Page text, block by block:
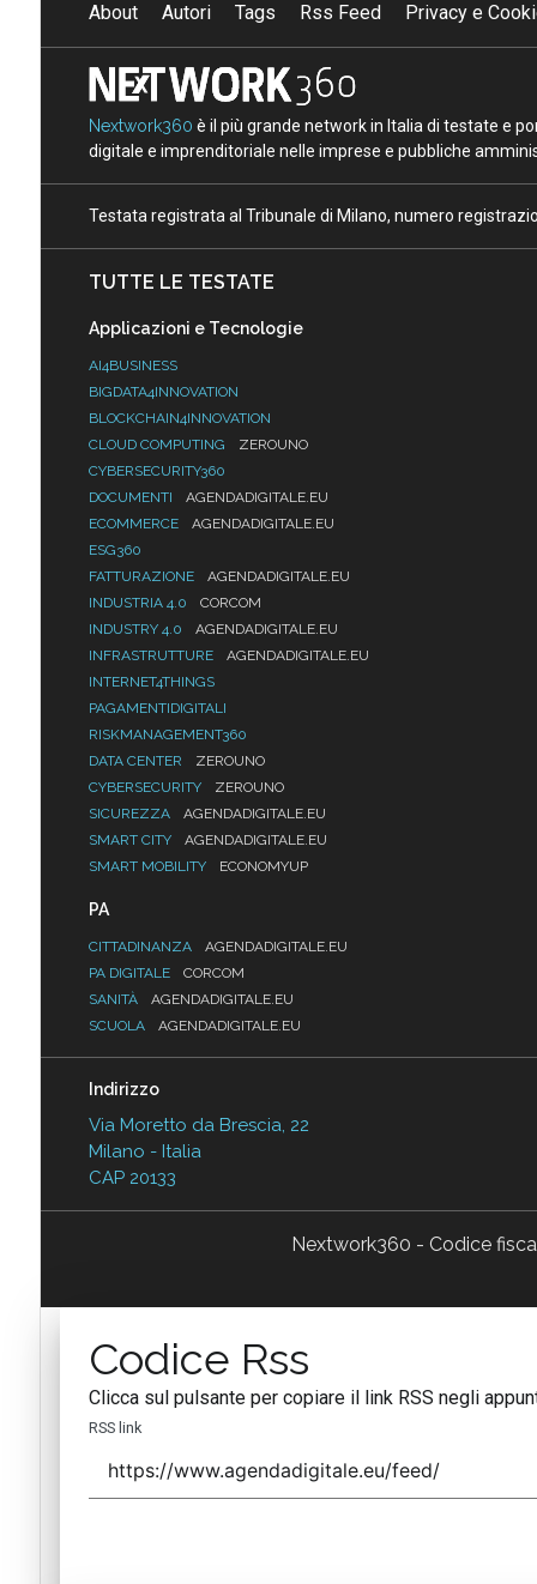
About Autori Tags Rss Feed Privacy e
Nextwork360 è il più grande network in Italia di testate e
digitale e imprenditoriale nelle imprese e pubbliche
Testata registrata al Tribunale di Milano, numero
TUTTE LE TESTATE
Applicazioni e Tecnologie
AI4BUSINESS
BIGDATA4INNOVATION
BLOCKCHAIN4INNOVATION
CLOUD COMPUTING
ZEROUNO
CYBERSECURITY360
DOCUMENTI
AGENDADIGITALE.EU
ECOMMERCE
AGENDADIGITALE.EU
ESG360
FATTURAZIONE
AGENDADIGITALE.EU
INDUSTRIA 4.0
CORCOM
INDUSTRY 4.0
AGENDADIGITALE.EU
INFRASTRUTTURE
AGENDADIGITALE.EU
INTERNET4THINGS
PAGAMENTIDIGITALI
RISKMANAGEMENT360
DATA CENTER
ZEROUNO
CYBERSECURITY
ZEROUNO
SICUREZZA
AGENDADIGITALE.EU
SMART CITY
AGENDADIGITALE.EU
SMART MOBILITY
ECONOMYUP
PA
CITTADINANZA
AGENDADIGITALE.EU
PA DIGITALE
CORCOM
SANITÀ
AGENDADIGITALE.EU
SCUOLA
AGENDADIGITALE.EU
Indirizzo
Via Moretto da Brescia, 22
Milano - Italia
CAP 20133
Nextwork360 - Codice
Codice Rss
Clicca sul pulsante per copiare il link RSS negli
RSS link